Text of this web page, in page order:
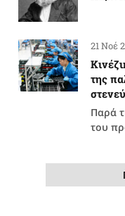
21 Νοέ
της
Παρά
του